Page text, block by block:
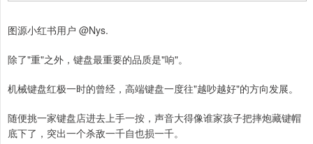
图源小红书用户 @Nys.
除了"重"之外，键盘最重要的品质是"响"。
机械键盘红极一时的曾经，高端键盘一度往"越吵越好"的方向发展。
随便挑一家键盘店进去上手一按，声音大得像谁家孩子把摔炮藏键帽
底下了，突出一个杀敌一千自也损一千。